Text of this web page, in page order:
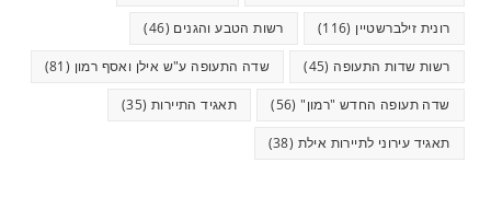
רונית זילברשטיין (116) רשות הטבע והגנים (46)
רשות שדות התעופה (45) שדה התעופה ע"ש אילן ואסף רמון (81)
שדה תעופה החדש "רמון"(56) תאגיד התיירות (35)
תאגיד עירוני לתיירות אילת (38)